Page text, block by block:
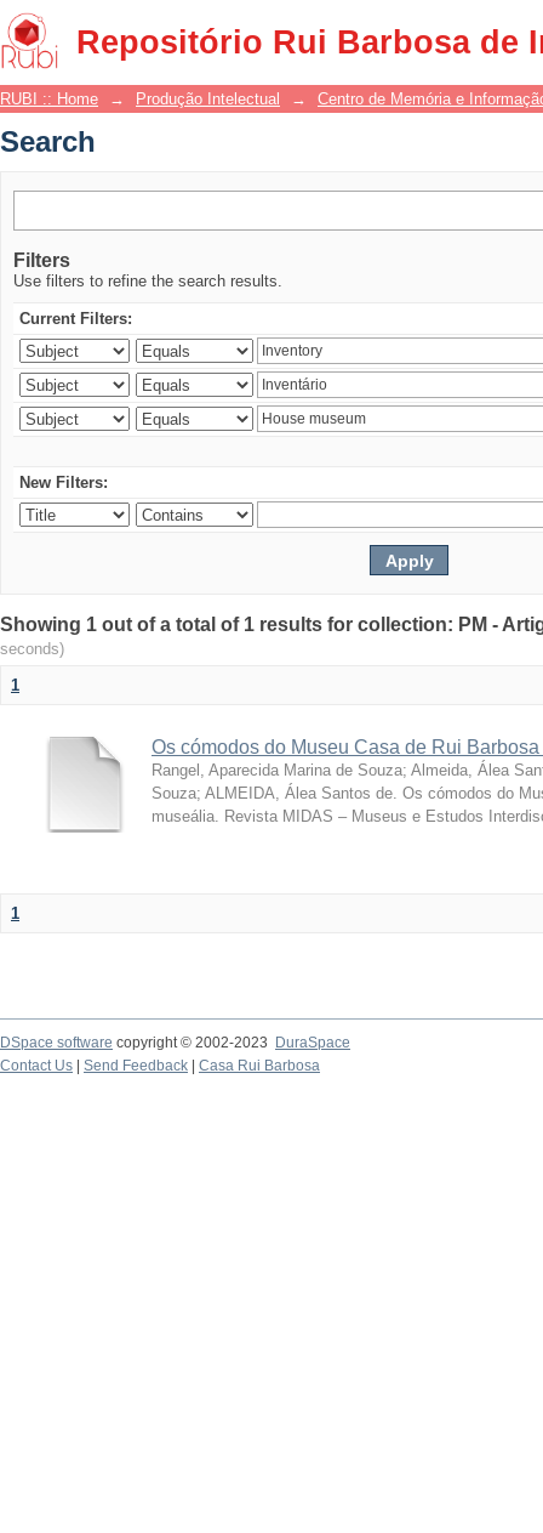
Repositório Rui Barbosa de
Search
RUBI :: Home → Produção Intelectual → Centro de Memória e
Search
Filters
Use filters to refine the search results.
Current Filters:
New Filters:
Showing 1 out of a total of 1 results for collection: PM -
seconds)
1
Os cómodos do Museu Casa de Rui
Rangel, Aparecida Marina de Souza; Almeida, Álea
Souza; ALMEIDA, Álea Santos de. Os cómodos do
museália. Revista MIDAS – Museus e Estudos
1
DSpace software copyright © 2002-2023
DuraSpace
Contact Us
Send Feedback Casa Rui Barbosa